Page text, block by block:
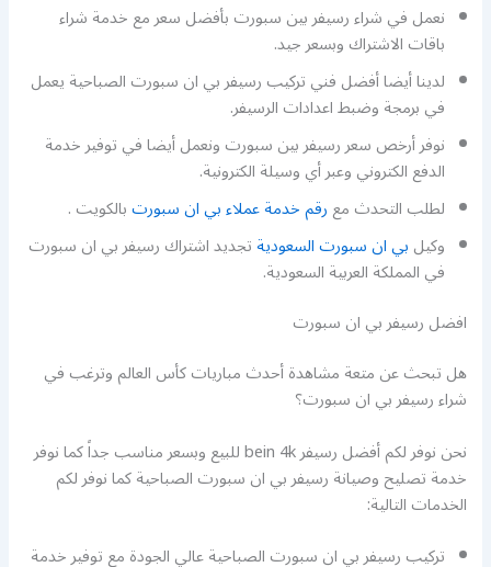
نعمل في شراء رسيفر بين سبورت بأفضل سعر مع خدمة شراء
باقات الاشتراك وبسعر جيد.
لدينا أيضا أفضل فني تركيب رسيفر بي ان سبورت الصباحية يعمل
في برمجة وضبط اعدادات الرسيفر.
نوفر أرخص سعر رسيفر بين سبورت ونعمل أيضا في توفير خدمة
الدفع الكتروني وعبر أي وسيلة الكترونية.
لطلب التحدث معرقم خدمة عملاء بي ان سبورتبالكويت .
وكيلبي ان سبورت السعوديةتجديد اشتراك رسيفر بي ان سبورت
في المملكة العربية السعودية.
افضل رسيفر بي ان سبورت
هل تبحث عن متعة مشاهدة أحدث مباريات كأس العالم وترغب في
شراء رسيفر بي ان سبورت؟
نحن نوفر لكم أفضل رسيفر bein 4k للبيع وبسعر مناسب جداً كما نوفر
خدمة تصليح وصيانة رسيفر بي ان سبورت الصباحية كما نوفر لكم
الخدمات التالية:
تركيب رسيفر بي ان سبورت الصباحية عالي الجودة مع توفير خدمة